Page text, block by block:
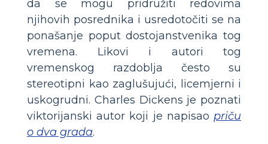
da se mogu pridružiti redovima
njihovih posrednika i usredotočiti se na
ponašanje poput dostojanstvenika tog
vremena. Likovi i autori tog
vremenskog razdoblja često su
stereotipni kao zaglušujući, licemjerni i
uskogrudni. Charles Dickens je poznati
viktorijanski autor koji je napisao priču
o dva grada.